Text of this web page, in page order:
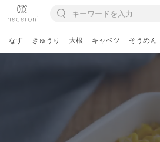
なす きゅうり 大根 キャベツ そうめん